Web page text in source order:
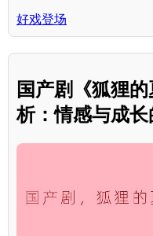
好戏登场
国产剧《狐狸
析：情感与成